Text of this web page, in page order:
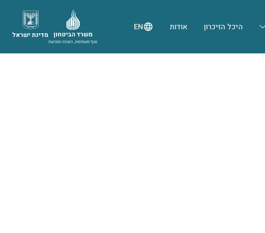
היכל הזיכרון אודות EN
מדינת ישראל משרד הביטחון
אגף משפחות, הנצחה ומורשת